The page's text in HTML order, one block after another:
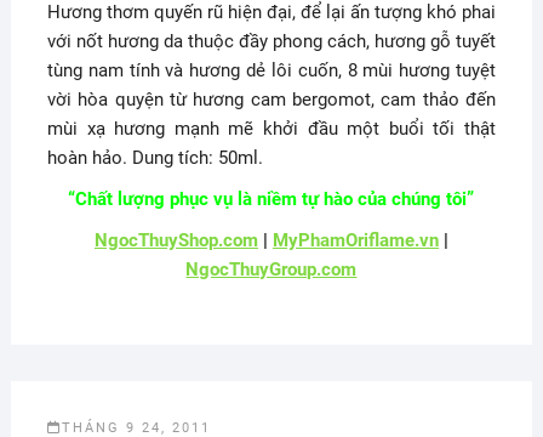
Hương thơm quyến rũ hiện đại, để lại ấn tượng khó phai
với nốt hương da thuộc đầy phong cách, hương gỗ tuyết
tùng nam tính và hương dẻ lôi cuốn, 8 mùi hương tuyệt
vời hòa quyện từ hương cam bergomot, cam thảo đến
mùi xạ hương mạnh mẽ khởi đầu một buổi tối thật
hoàn hảo. Dung tích: 50ml.
“Chất lượng phục vụ là niềm tự hào của chúng tôi”
NgocThuyShop.com| MyPhamOriflame.vn|
NgocThuyGroup.com
THÁNG 9 24, 2011